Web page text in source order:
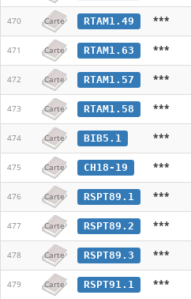
470 Carte RTAM1.49 ***
471 Carte RTAM1.63 ***
472 Carte RTAM1.57 ***
473 Carte RTAM1.58 ***
474 Carte BIB5.1 ***
475 Carte CH18-19 ***
476 Carte RSPT89.1 ***
477 Carte RSPT89.2 ***
478 Carte RSPT89.3 ***
479 Carte RSPT91.1 ***